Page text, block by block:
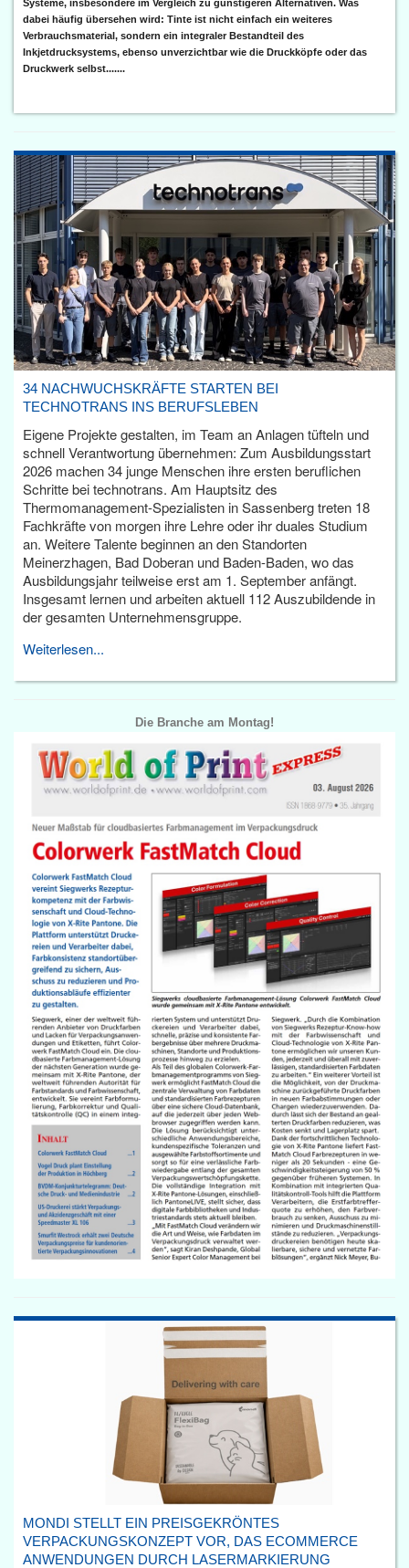
Systeme, insbesondere im Vergleich zu günstigeren Alternativen. Was
dabei häufig übersehen wird: Tinte ist nicht einfach ein weiteres
Verbrauchsmaterial, sondern ein integraler Bestandteil des
Inkjetdrucksystems, ebenso unverzichtbar wie die Druckköpfe oder das
Druckwerk selbst.......
34 NACHWUCHSKRÄFTE STARTEN BEI
TECHNOTRANS INS BERUFSLEBEN
Eigene Projekte gestalten, im Team an Anlagen tüfteln und
schnell Verantwortung übernehmen: Zum Ausbildungsstart
2026 machen 34 junge Menschen ihre ersten beruflichen
Schritte bei technotrans. Am Hauptsitz des
Thermomanagement-Spezialisten in Sassenberg treten 18
Fachkräfte von morgen ihre Lehre oder ihr duales Studium
an. Weitere Talente beginnen an den Standorten
Meinerzhagen, Bad Doberan und Baden-Baden, wo das
Ausbildungsjahr teilweise erst am 1. September anfängt.
Insgesamt lernen und arbeiten aktuell 112 Auszubildende in
der gesamten Unternehmensgruppe.
Weiterlesen...
Die Branche am Montag!
MONDI STELLT EIN PREISGEKRÖNTES
VERPACKUNGSKONZEPT VOR, DAS ECOMMERCE
ANWENDUNGEN DURCH LASERMARKIERUNG